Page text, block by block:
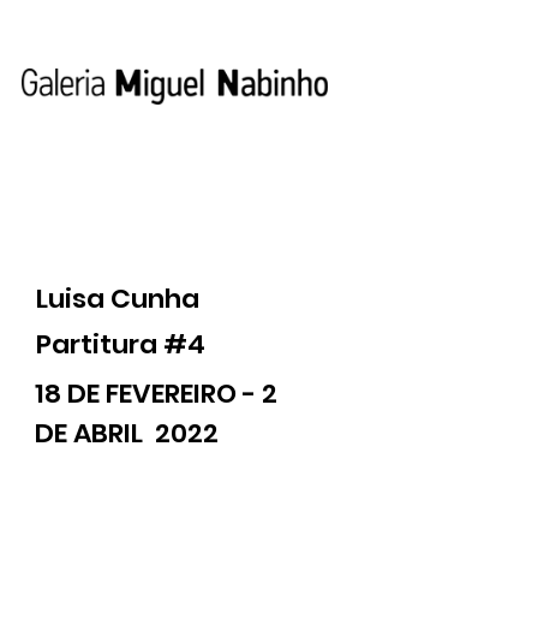
Luisa Cunha
Partitura #4
18 DE FEVEREIRO - 2
DE ABRIL 2022